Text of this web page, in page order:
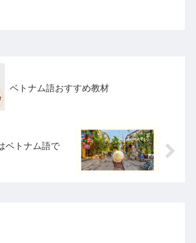
ベトナム語おすすめ教材
ベトナム語で